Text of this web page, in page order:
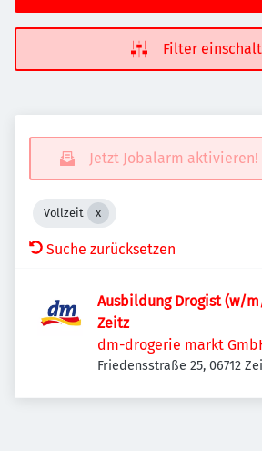
Filter
Jetzt Jobalarm aktivieren!
Vollzeit
Suche zurücksetzen
Ausbildung Drogist (w/
Zeitz
dm-drogerie markt
Friedensstraße 25, 06712